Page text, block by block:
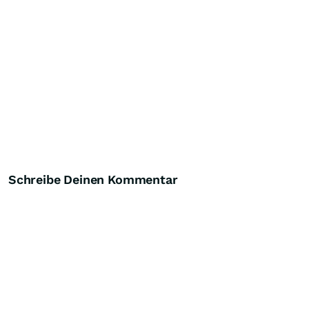
Schreibe Deinen Kommentar